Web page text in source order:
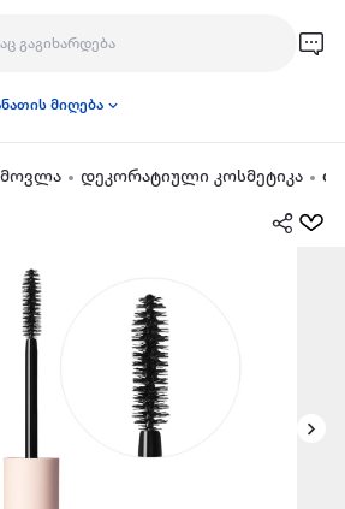
მიღება
მოვლა დეკორატიული კოსმეტიკა